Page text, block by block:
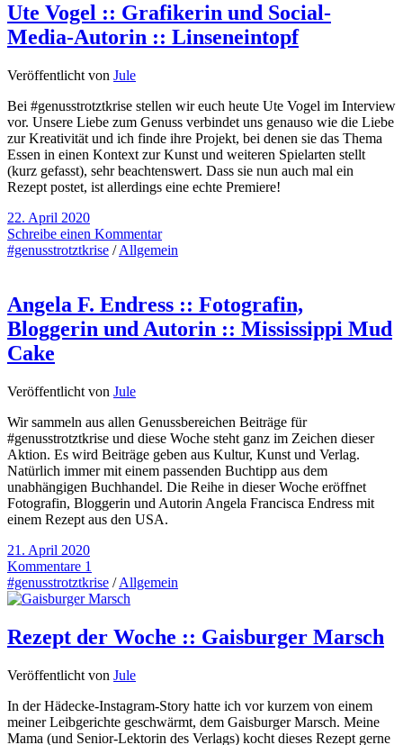
Ute Vogel :: Grafikerin und Social-
Media-Autorin :: Linseneintopf
Veröffentlicht von Jule
Bei #genusstrotztkrise stellen wir euch heute Ute Vogel im Interview
vor. Unsere Liebe zum Genuss verbindet uns genauso wie die Liebe
zur Kreativität und ich finde ihre Projekt, bei denen sie das Thema
Essen in einen Kontext zur Kunst und weiteren Spielarten stellt
(kurz gefasst), sehr beachtenswert. Dass sie nun auch mal ein
Rezept postet, ist allerdings eine echte Premiere!
22. April 2020
Schreibe einen Kommentar
#genusstrotztkrise /Allgemein
Angela F. Endress :: Fotografin,
Bloggerin und Autorin :: Mississippi Mud
Cake
Veröffentlicht von Jule
Wir sammeln aus allen Genussbereichen Beiträge für
#genusstrotztkrise und diese Woche steht ganz im Zeichen dieser
Aktion. Es wird Beiträge geben aus Kultur, Kunst und Verlag.
Natürlich immer mit einem passenden Buchtipp aus dem
unabhängigen Buchhandel. Die Reihe in dieser Woche eröffnet
Fotografin, Bloggerin und Autorin Angela Francisca Endress mit
einem Rezept aus den USA.
21. April 2020
Kommentare 1
#genusstrotztkrise /Allgemein
Rezept der Woche :: Gaisburger Marsch
Veröffentlicht von Jule
In der Hädecke-Instagram-Story hatte ich vor kurzem von einem
meiner Leibgerichte geschwärmt, dem Gaisburger Marsch. Meine
Mama (und Senior-Lektorin des Verlags) kocht dieses Rezept gerne